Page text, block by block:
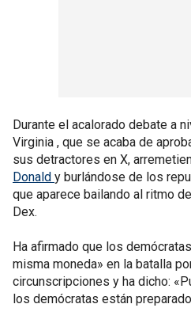
Durante el acalorado debate a
Virginia , que se acaba de
sus detractores en X,
Donald y burlándose de los
que aparece bailando al ritmo
Dex.
Ha afirmado que los
misma moneda» en la batalla
circunscripciones y ha dicho:
los demócratas están